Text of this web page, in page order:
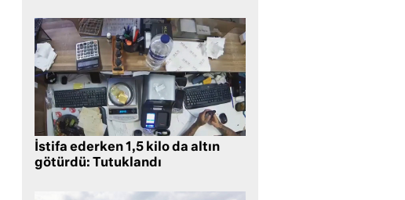
İstifa ederken 1,5 kilo da altın
götürdü: Tutuklandı